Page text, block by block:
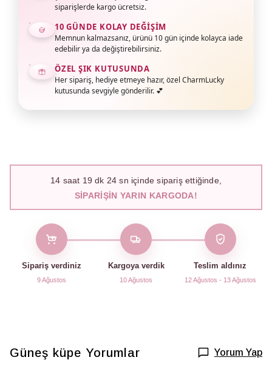
siparişlerde kargo ücretsiz.
10 GÜNDE KOLAY DEĞIŞIM
Memnun kalmazsanız, ürünü 10 gün içinde kolayca iade
edebilir ya da değiştirebilirsiniz.
ÖZEL ŞIK KUTUSUNDA
Her sipariş, hediye etmeye hazır, özel CharmLucky
kutusunda sevgiyle gönderilir. 💕
14 saat 19 dk 23 sn içinde sipariş ettiğinde,
SIPARIŞIN YARIN KARGODA!
Sipariş verdiniz
9 Ağustos
Kargoya verdik
10 Ağustos
Teslim aldınız
12 Ağustos - 13 Ağustos
Güneş küpe Yorumlar Yorum Yap